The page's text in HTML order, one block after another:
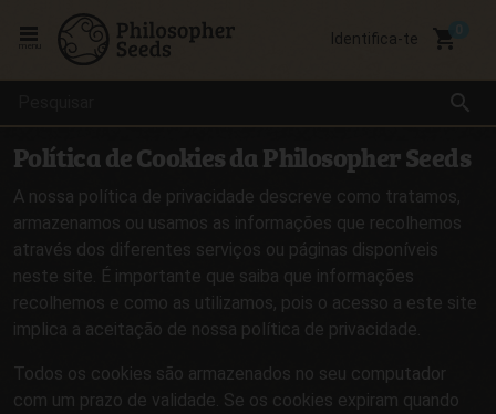
search
Identifica-te local_grocery_store
Política de Cookies da Philosopher Seeds
A nossa política de privacidade descreve como tratamos,
armazenamos ou usamos as informações que recolhemos
através dos diferentes serviços ou páginas disponíveis
neste site. É importante que saiba que informações
recolhemos e como as utilizamos, pois o acesso a este site
implica a aceitação de nossa política de privacidade.
Todos os cookies são armazenados no seu computador
com um prazo de validade. Se os cookies expiram quando